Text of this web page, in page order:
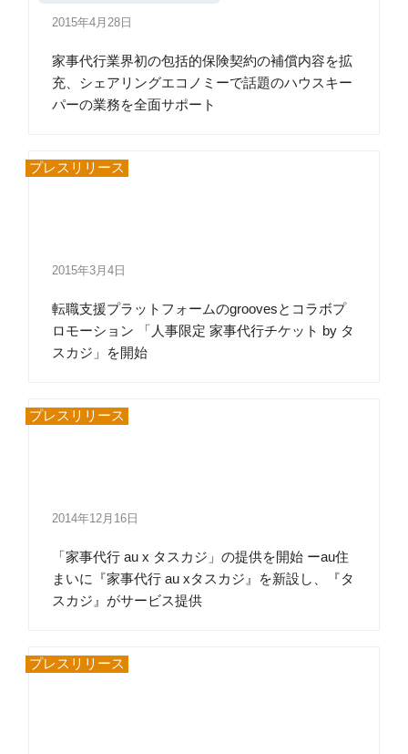
2015年4月28日
家事代行業界初の包括的保険契約の補償内容を拡
充、シェアリングエコノミーで話題のハウスキー
パーの業務を全面サポート
プレスリリース
2015年3月4日
転職支援プラットフォームのgroovesとコラボプ
ロモーション 「人事限定 家事代行チケット by タ
スカジ」を開始
プレスリリース
2014年12月16日
「家事代行 au x タスカジ」の提供を開始 ーau住
まいに『家事代行 au xタスカジ』を新設し、『タ
スカジ』がサービス提供
プレスリリース